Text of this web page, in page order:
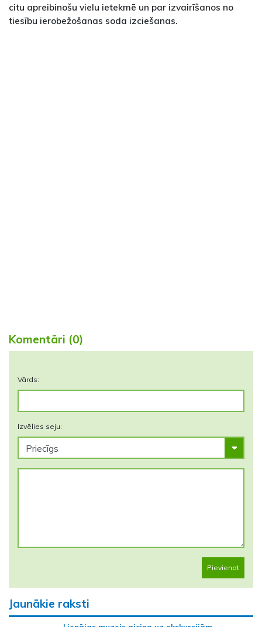
citu apreibinošu vielu ietekmē un par izvairīšanos no
tiesību ierobežošanas soda izciešanas.
Komentāri (0)
Vārds:
Izvēlies seju:
Pievienot
Jaunākie raksti